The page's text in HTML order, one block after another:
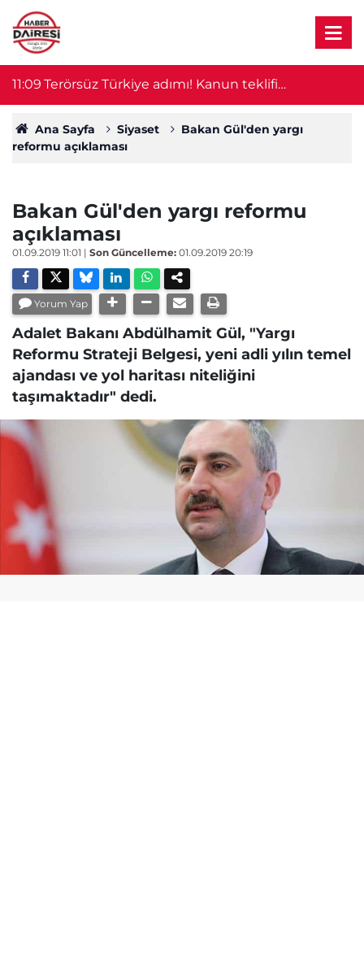
11:09 Terörsüz Türkiye adımı! Kanun teklifi
komisyondan geçti
Ana Sayfa Siyaset
Bakan Gül'den yargı
reformu açıklaması
Bakan Gül'den yargı reformu
açıklaması
01.09.2019 11:01 | Son Güncelleme: 01.09.2019 20:19
Yorum Yap
Adalet Bakanı Abdülhamit Gül, "Yargı
Reformu Strateji Belgesi, yeni adli yılın temel
ajandası ve yol haritası niteliğini
taşımaktadır" dedi.